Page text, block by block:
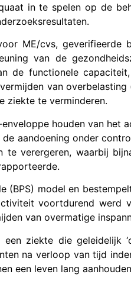
in te spelen op de
ME/cvs, geverifieerde
van de
de functionele
van
ziekte te verminderen.
houden van het
aandoening onder
te verergeren, waarbij
model en
voortdurend werd
van overmatige
ziekte die geleidelijk
na verloop van tijd
een leven lang